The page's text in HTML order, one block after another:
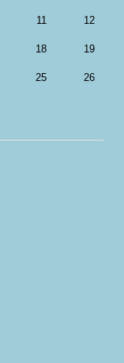
11 12
18 19
25 26